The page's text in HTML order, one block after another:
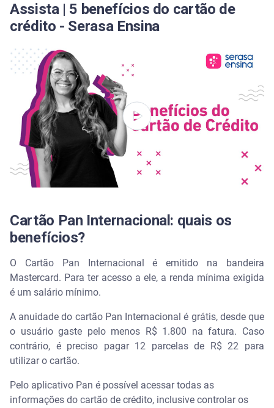
Assista | 5 benefícios do cartão de
crédito - Serasa Ensina
Cartão Pan Internacional: quais os
benefícios?
O Cartão Pan Internacional é emitido na bandeira
Mastercard. Para ter acesso a ele, a renda mínima exigida
é um salário mínimo.
A anuidade do cartão Pan Internacional é grátis, desde que
o usuário gaste pelo menos R$ 1.800 na fatura. Caso
contrário, é preciso pagar 12 parcelas de R$ 22 para
utilizar o cartão.
Pelo aplicativo Pan é possível acessar todas as
informações do cartão de crédito, inclusive controlar os